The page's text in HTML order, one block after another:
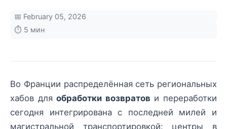
📅 February 05, 2026
⏱️ 5 мин
Во Франции распределённая сеть региональных
хабов дляобработки возвратов и переработки
сегодня интегрирована с последней милей и
магистральной транспортировкой: центры в